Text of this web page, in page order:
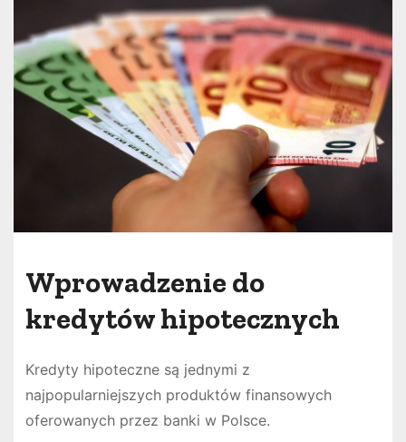
Wprowadzenie do
kredytów hipotecznych
Kredyty hipoteczne są jednymi z
najpopularniejszych produktów finansowych
oferowanych przez banki w Polsce.